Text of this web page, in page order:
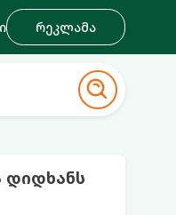
რეკლამა
დიდხანს